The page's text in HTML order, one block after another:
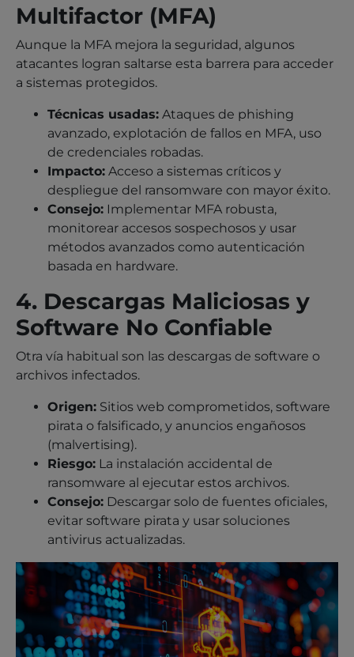
Multifactor (MFA)
Aunque la MFA mejora la seguridad, algunos
atacantes logran saltarse esta barrera para acceder
a sistemas protegidos.
Técnicas usadas: Ataques de phishing
avanzado, explotación de fallos en MFA, uso
de credenciales robadas.
Impacto: Acceso a sistemas críticos y
despliegue del ransomware con mayor éxito.
Consejo: Implementar MFA robusta,
monitorear accesos sospechosos y usar
métodos avanzados como autenticación
basada en hardware.
4. Descargas Maliciosas y
Software No Confiable
Otra vía habitual son las descargas de software o
archivos infectados.
Origen: Sitios web comprometidos, software
pirata o falsificado, y anuncios engañosos
(malvertising).
Riesgo: La instalación accidental de
ransomware al ejecutar estos archivos.
Consejo: Descargar solo de fuentes oficiales,
evitar software pirata y usar soluciones
antivirus actualizadas.